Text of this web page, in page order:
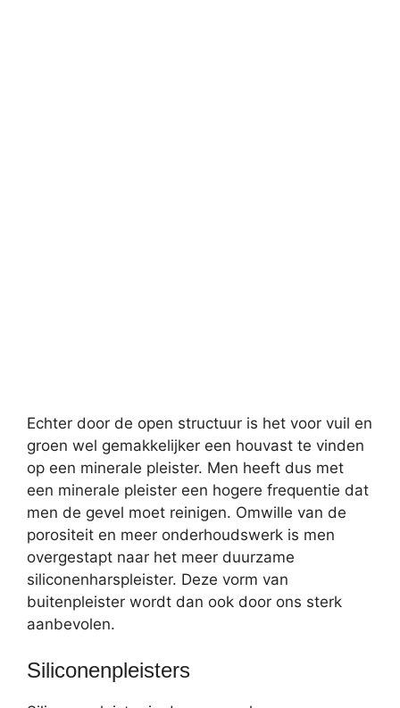
Echter door de open structuur is het voor vuil en
groen wel gemakkelijker een houvast te vinden
op een minerale pleister. Men heeft dus met
een minerale pleister een hogere frequentie dat
men de gevel moet reinigen. Omwille van de
porositeit en meer onderhoudswerk is men
overgestapt naar het meer duurzame
siliconenharspleister. Deze vorm van
buitenpleister wordt dan ook door ons sterk
aanbevolen.
Siliconenpleisters